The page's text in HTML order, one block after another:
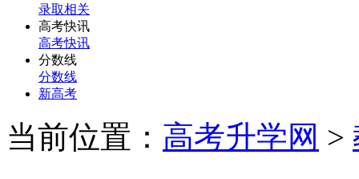
录取相关
高考快讯
高考快讯
分数线
分数线
新高考
当前位置： 高考升学网 >